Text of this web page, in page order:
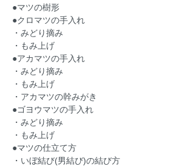
●マツの樹形
●クロマツの手入れ
・みどり摘み
・もみ上げ
●アカマツの手入れ
・みどり摘み
・もみ上げ
・アカマツの幹みがき
●ゴヨウマツの手入れ
・みどり摘み
・もみ上げ
●マツの仕立て方
・いぼ結び(男結び)の結び方